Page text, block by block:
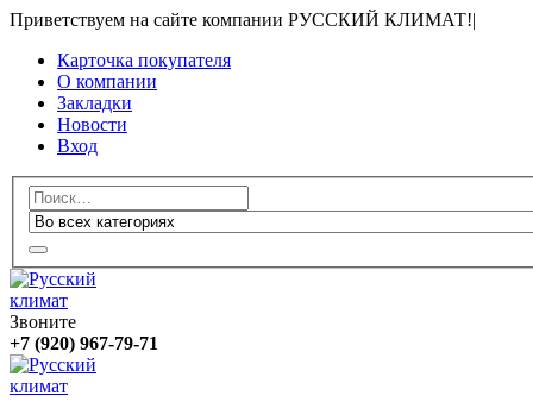
Приветствуем на сайте компании РУССКИЙ КЛИМАТ!|
Карточка покупателя
О компании
Закладки
Новости
Вход
Звоните
+7 (920) 967-79-71